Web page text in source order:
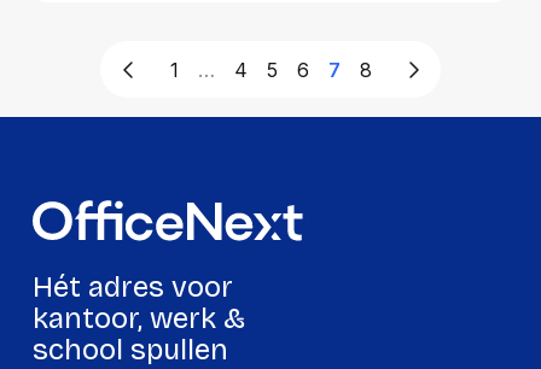
1 … 4 5 6 7 8
Hét adres voor
kantoor, werk &
school spullen